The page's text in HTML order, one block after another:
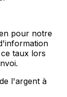
pour notre
taux lors
l'argent à